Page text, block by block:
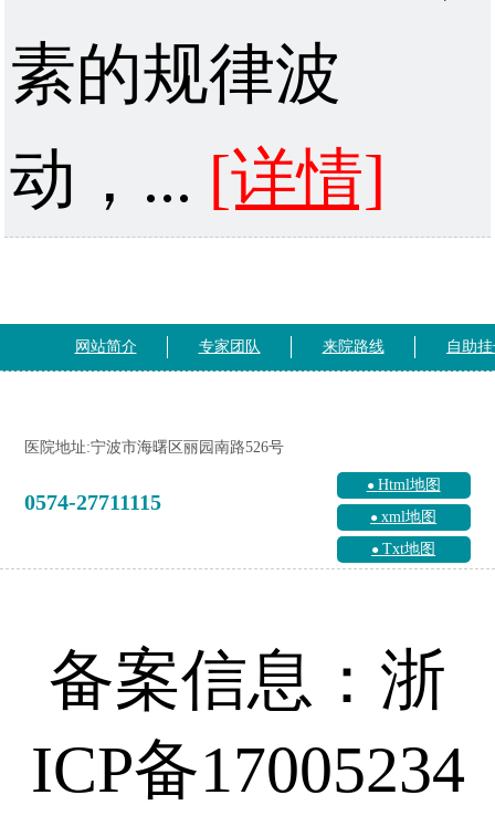
素的规律波
动，... [详情]
网站简介 专家团队 来院路线 自助
医院地址:宁波市海曙区丽园南路526号
0574-27711115
Html地图
xml地图
Txt地图
备案信息：浙
ICP备17005234